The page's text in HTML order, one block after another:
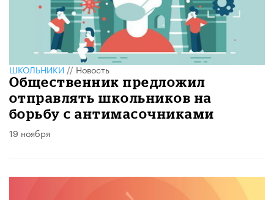
ШКОЛЬНИКИ//Новость
Общественник предложил
отправлять школьников на
борьбу с антимасочниками
19 ноября